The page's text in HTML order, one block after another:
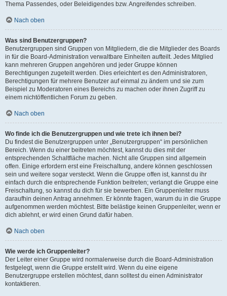
Thema Passendes, oder Beleidigendes bzw. Angreifendes schreiben.
Nach oben
Was sind Benutzergruppen?
Benutzergruppen sind Gruppen von Mitgliedern, die die Mitglieder des Boards
in für die Board-Administration verwaltbare Einheiten aufteilt. Jedes Mitglied
kann mehreren Gruppen angehören und jeder Gruppe können
Berechtigungen zugeteilt werden. Dies erleichtert es den Administratoren,
Berechtigungen für mehrere Benutzer auf einmal zu ändern und sie zum
Beispiel zu Moderatoren eines Bereichs zu machen oder ihnen Zugriff zu
einem nichtöffentlichen Forum zu geben.
Nach oben
Wo finde ich die Benutzergruppen und wie trete ich ihnen bei?
Du findest die Benutzergruppen unter „Benutzergruppen“ im persönlichen
Bereich. Wenn du einer beitreten möchtest, kannst du dies mit der
entsprechenden Schaltfläche machen. Nicht alle Gruppen sind allgemein
offen. Einige erfordern erst eine Freischaltung, andere können geschlossen
sein und weitere sogar versteckt. Wenn die Gruppe offen ist, kannst du ihr
einfach durch die entsprechende Funktion beitreten; verlangt die Gruppe eine
Freischaltung, so kannst du dich für sie bewerben. Ein Gruppenleiter muss
daraufhin deinen Antrag annehmen. Er könnte fragen, warum du in die Gruppe
aufgenommen werden möchtest. Bitte belästige keinen Gruppenleiter, wenn er
dich ablehnt, er wird einen Grund dafür haben.
Nach oben
Wie werde ich Gruppenleiter?
Der Leiter einer Gruppe wird normalerweise durch die Board-Administration
festgelegt, wenn die Gruppe erstellt wird. Wenn du eine eigene
Benutzergruppe erstellen möchtest, dann solltest du einen Administrator
kontaktieren.